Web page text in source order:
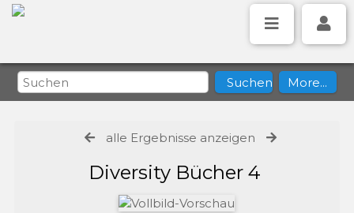
alle Ergebnisse anzeigen
Diversity Bücher 4